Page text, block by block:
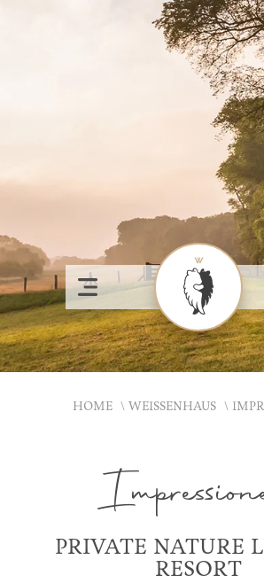
HOME WEISSENHAUS
PRIVATE NATURE
RESORT